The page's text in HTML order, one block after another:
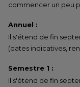
commencer un peu
Annuel :
Il s'étend de fin
(dates indicatives,
Semestre 1 :
Il s'étend de fin